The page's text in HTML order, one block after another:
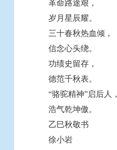
革命路途艰，
岁月星辰耀。
三十春秋热血倾，
信念心头绕。
功绩史留存，
德范千秋表。
“骆驼精神”启后人，
浩气乾坤傲。
乙巳秋敬书
徐小岩